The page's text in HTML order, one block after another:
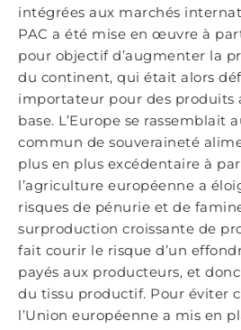
intégrées aux marchés
PAC a été mise en œuvre à
pour objectif d’augmenter la
du continent, qui était alors
importateur pour des produits
base. L’Europe se rassemblait
commun de souveraineté
plus en plus excédentaire à
l’agriculture européenne a
risques de pénurie et de
surproduction croissante de
fait courir le risque d’un
payés aux producteurs, et
du tissu productif. Pour éviter
l’Union européenne a mis en